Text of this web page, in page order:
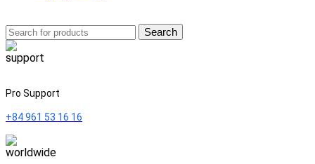
Search
Pro Support
+84 961 53 16 16